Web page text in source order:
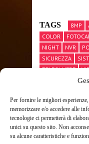
Per fornire le migliori
memorizzare e/o accedere alle
tecnologie ci permetterà di
unici su questo sito. Non
su alcune caratteristiche e
TAGS 8MP
COLOR
NIGHT
NVR
SICUREZZA
TELECAMERE
VIDEOCAMERE
SHARE THIS